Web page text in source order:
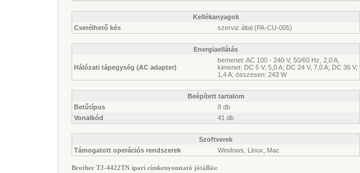
Kellékanyagok
Cserélhető kés
szerviz által (PA-CU-005)
Energiaellátás
Hálózati tápegység (AC adapter)
bemenet: AC 100 - 240 V, 50/60 Hz, 2,0 A,
kimenet: DC 5 V, 5,0 A; DC 24 V, 7,0 A; DC 36 V,
1,4 A; összesen: 243 W
Beépített tartalom
Betűtípus
8 db
Vonalkód
41 db
Szoftverek
Támogatott operációs rendszerek
Windows, Linux, Mac
Brother TJ-4422TN ipari címkenyomtató jótállás: